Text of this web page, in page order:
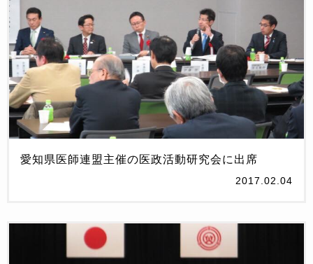
愛知県医師連盟主催の医政活動研究会に出席
2017.02.04